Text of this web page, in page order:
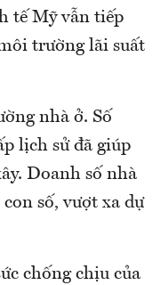
tế Mỹ vẫn tiếp
trường lãi suất
nhà ở. Số
lịch sử đã giúp
Doanh số nhà
số, vượt xa dự
chống chịu của